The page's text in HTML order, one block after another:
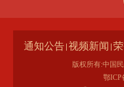
通知公告 视频新闻
版权所有:中国
鄂ICP